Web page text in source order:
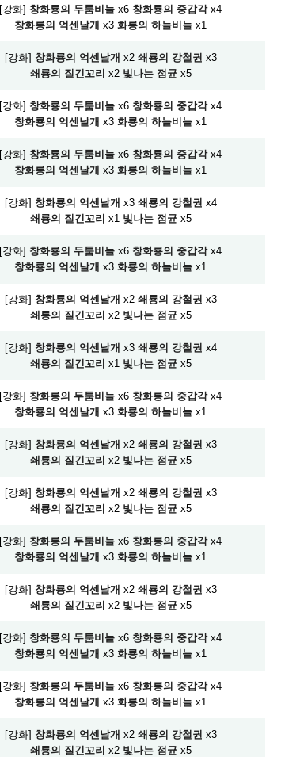
[강화] 창화룡의 두툼비늘 x6 창화룡의 중갑각x4
창화룡의 억센날개 x3 화룡의 하늘비늘 x1
[강화] 창화룡의 억센날개 x2 쇄룡의 강철권 x3
쇄룡의 질긴꼬리 x2 빛나는 점균x5
[강화] 창화룡의 두툼비늘 x6 창화룡의 중갑각x4
창화룡의 억센날개 x3 화룡의 하늘비늘 x1
[강화] 창화룡의 두툼비늘 x6 창화룡의 중갑각x4
창화룡의 억센날개 x3 화룡의 하늘비늘 x1
[강화] 창화룡의 억센날개 x3 쇄룡의 강철권 x4
쇄룡의 질긴꼬리 x1 빛나는 점균x5
[강화] 창화룡의 두툼비늘 x6 창화룡의 중갑각x4
창화룡의 억센날개 x3 화룡의 하늘비늘 x1
[강화] 창화룡의 억센날개 x2 쇄룡의 강철권 x3
쇄룡의 질긴꼬리 x2 빛나는 점균x5
[강화] 창화룡의 억센날개 x3 쇄룡의 강철권 x4
쇄룡의 질긴꼬리 x1 빛나는 점균x5
[강화] 창화룡의 두툼비늘 x6 창화룡의 중갑각x4
창화룡의 억센날개 x3 화룡의 하늘비늘 x1
[강화] 창화룡의 억센날개 x2 쇄룡의 강철권 x3
쇄룡의 질긴꼬리 x2 빛나는 점균x5
[강화] 창화룡의 억센날개 x2 쇄룡의 강철권 x3
쇄룡의 질긴꼬리 x2 빛나는 점균x5
[강화] 창화룡의 두툼비늘 x6 창화룡의 중갑각x4
창화룡의 억센날개 x3 화룡의 하늘비늘 x1
[강화] 창화룡의 억센날개 x2 쇄룡의 강철권 x3
쇄룡의 질긴꼬리 x2 빛나는 점균x5
[강화] 창화룡의 두툼비늘 x6 창화룡의 중갑각x4
창화룡의 억센날개 x3 화룡의 하늘비늘 x1
[강화] 창화룡의 두툼비늘 x6 창화룡의 중갑각x4
창화룡의 억센날개 x3 화룡의 하늘비늘 x1
[강화] 창화룡의 억센날개 x2 쇄룡의 강철권 x3
쇄룡의 질긴꼬리 x2 빛나는 점균x5